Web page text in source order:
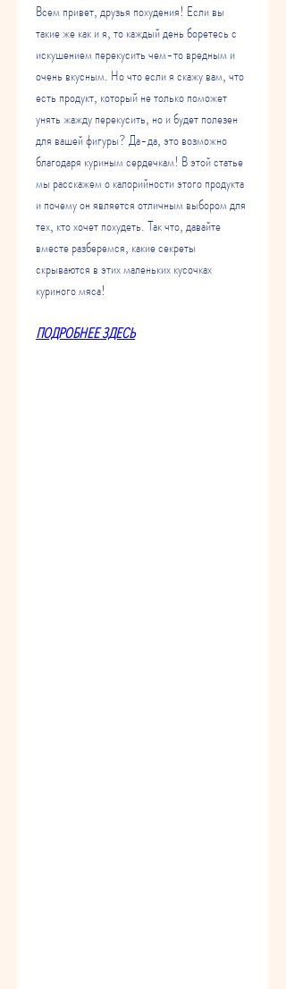
Всем привет, друзья похудения! Если вы
такие же как и я, то каждый день боретесь с
искушением перекусить чем-то вредным и
очень вкусным. Но что если я скажу вам, что
есть продукт, который не только поможет
унять жажду перекусить, но и будет полезен
для вашей фигуры? Да-да, это возможно
благодаря куриным сердечкам! В этой статье
мы расскажем о калорийности этого продукта
и почему он является отличным выбором для
тех, кто хочет похудеть. Так что, давайте
вместе разберемся, какие секреты
скрываются в этих маленьких кусочках
куриного мяса!
ПОДРОБНЕЕ ЗДЕСЬ